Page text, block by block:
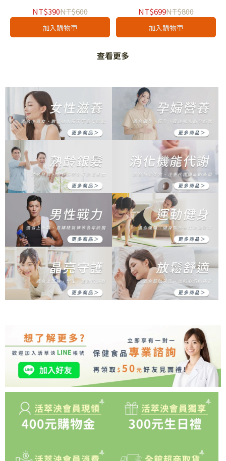
NT$390NT$600
加入購物車
NT$699NT$800
加入購物車
查看更多